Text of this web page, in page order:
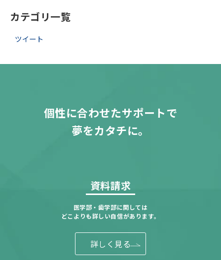
カテゴリ一覧
ツイート
個性に合わせたサポートで
夢をカタチに。
資料請求
医学部・歯学部に関しては
どこよりも詳しい自信があります。
詳しく見る